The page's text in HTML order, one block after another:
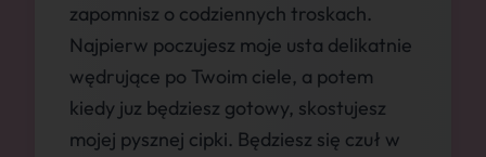
zapomnisz o codziennych troskach.
Najpierw poczujesz moje usta delikatnie
wędrujące po Twoim ciele, a potem
kiedy juz będziesz gotowy, skostujesz
mojej pysznej cipki. Będziesz się czuł w